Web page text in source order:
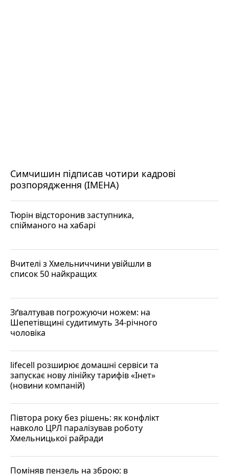
Симчишин підписав чотири кадрові
розпорядження (ІМЕНА)
Тюрін відсторонив заступника,
спійманого на хабарі
Вчителі з Хмельниччини увійшли в
список 50 найкращих
Зґвалтував погрожуючи ножем: на
Шепетівщині судитимуть 34-річного
чоловіка
lifecell розширює домашні сервіси та
запускає нову лінійку тарифів «Інет»
(новини компаній)
Півтора року без рішень: як конфлікт
навколо ЦРЛ паралізував роботу
Хмельницької райради
Поміняв пензель на зброю: в